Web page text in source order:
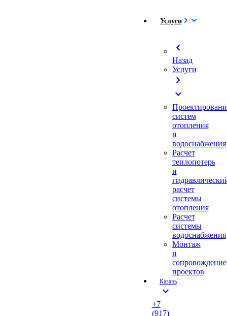
Услуги
chevron_left
Назад
Услуги
chevron_right
expand_more
систем
отопления
и
водоснабжения
Расчет
теплопотерь
и
расчет
системы
отопления
Расчет
системы
водоснабжения
Монтаж
и
сопровождение
проектов
Казань
expand_more
+7
(917)